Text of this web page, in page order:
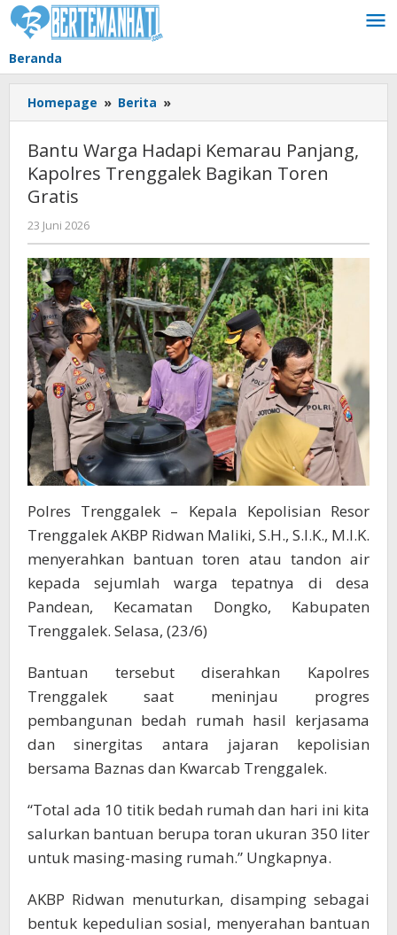
Lewati
ke
Beranda
Homepage » Berita »
Warga
Kemarau
Panjang,
Toren
Gratis
Bantu Warga Hadapi Kemarau Panjang,
Kapolres Trenggalek Bagikan Toren
Gratis
23 Juni 2026
BangAdmin
Polres Trenggalek – Kepala Kepolisian Resor
Trenggalek AKBP Ridwan Maliki, S.H., S.I.K., M.I.K.
menyerahkan bantuan toren atau tandon air
kepada sejumlah warga tepatnya di desa
Pandean, Kecamatan Dongko, Kabupaten
Trenggalek. Selasa, (23/6)
Bantuan tersebut diserahkan Kapolres
Trenggalek saat meninjau progres
pembangunan bedah rumah hasil kerjasama
dan sinergitas antara jajaran kepolisian
bersama Baznas dan Kwarcab Trenggalek.
“Total ada 10 titik bedah rumah dan hari ini kita
salurkan bantuan berupa toran ukuran 350 liter
untuk masing-masing rumah.” Ungkapnya.
AKBP Ridwan menuturkan, disamping sebagai
bentuk kepedulian sosial, menyerahan bantuan